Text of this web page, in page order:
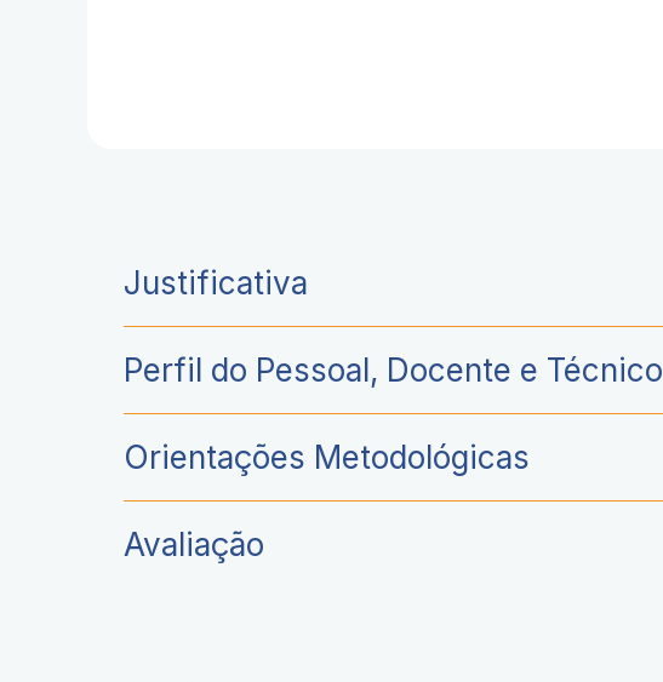
Justificativa
Perfil do Pessoal, Docente e Técnico
Orientações Metodológicas
Avaliação